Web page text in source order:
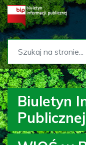
Biuletyn
Publicznej